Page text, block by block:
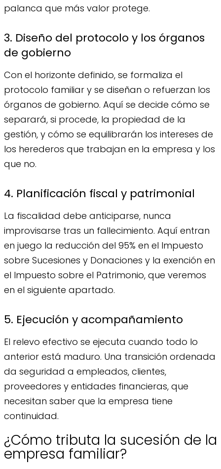
palanca que más valor protege.
3. Diseño del protocolo y los órganos
de gobierno
Con el horizonte definido, se formaliza el
protocolo familiar y se diseñan o refuerzan los
órganos de gobierno. Aquí se decide cómo se
separará, si procede, la propiedad de la
gestión, y cómo se equilibrarán los intereses de
los herederos que trabajan en la empresa y los
que no.
4. Planificación fiscal y patrimonial
La fiscalidad debe anticiparse, nunca
improvisarse tras un fallecimiento. Aquí entran
en juego la reducción del 95% en el Impuesto
sobre Sucesiones y Donaciones y la exención en
el Impuesto sobre el Patrimonio, que veremos
en el siguiente apartado.
5. Ejecución y acompañamiento
El relevo efectivo se ejecuta cuando todo lo
anterior está maduro. Una transición ordenada
da seguridad a empleados, clientes,
proveedores y entidades financieras, que
necesitan saber que la empresa tiene
continuidad.
¿Cómo tributa la sucesión de la
empresa familiar?